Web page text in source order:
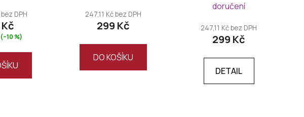
DPH
(–10 %)
247,11 Kč bez DPH
299 Kč
DO KOŠÍKU
doručení
247,11 Kč bez DPH
299 Kč
DETAIL